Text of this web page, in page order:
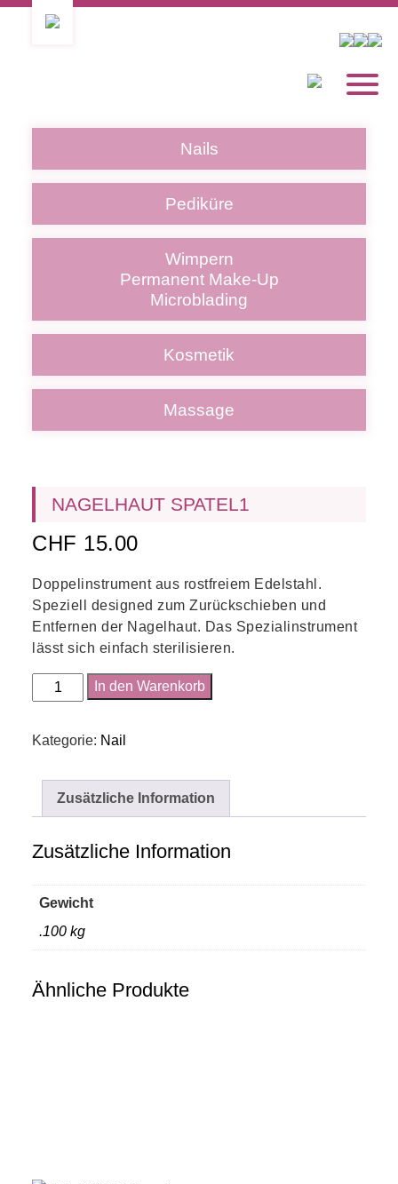
Nails
Pediküre
Wimpern
Permanent Make-Up
Microblading
Kosmetik
Massage
NAGELHAUT SPATEL1
CHF 15.00
Doppelinstrument aus rostfreiem Edelstahl.
Speziell designed zum Zurückschieben und
Entfernen der Nagelhaut. Das Spezialinstrument
lässt sich einfach sterilisieren.
Nagelhaut
Spatel1
In den Warenkorb
Kategorie: Nail
Zusätzliche Information
Zusätzliche Information
Gewicht
.100 kg
Ähnliche Produkte